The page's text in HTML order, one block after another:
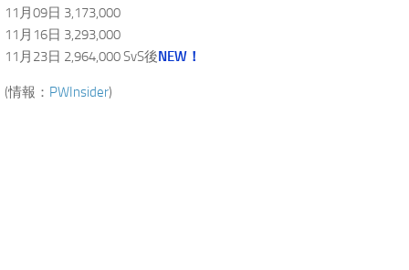
11月09日 3,173,000
11月16日 3,293,000
11月23日 2,964,000 SvS後NEW！
(情報： PWInsider)